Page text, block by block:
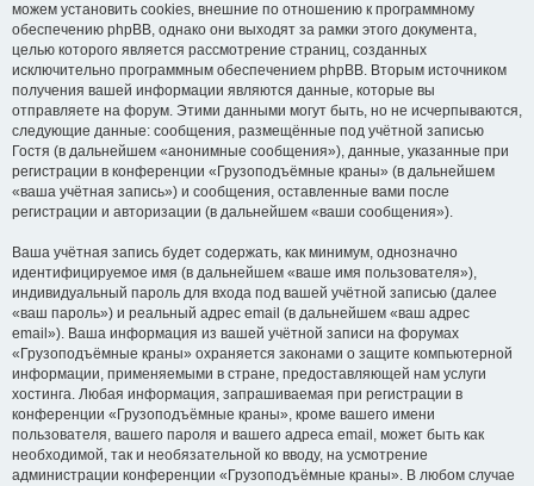
можем установить cookies, внешние по отношению к программному
обеспечению phpBB, однако они выходят за рамки этого документа,
целью которого является рассмотрение страниц, созданных
исключительно программным обеспечением phpBB. Вторым источником
получения вашей информации являются данные, которые вы
отправляете на форум. Этими данными могут быть, но не исчерпываются,
следующие данные: сообщения, размещённые под учётной записью
Гостя (в дальнейшем «анонимные сообщения»), данные, указанные при
регистрации в конференции «Грузоподъёмные краны» (в дальнейшем
«ваша учётная запись») и сообщения, оставленные вами после
регистрации и авторизации (в дальнейшем «ваши сообщения»).
Ваша учётная запись будет содержать, как минимум, однозначно
идентифицируемое имя (в дальнейшем «ваше имя пользователя»),
индивидуальный пароль для входа под вашей учётной записью (далее
«ваш пароль») и реальный адрес email (в дальнейшем «ваш адрес
email»). Ваша информация из вашей учётной записи на форумах
«Грузоподъёмные краны» охраняется законами о защите компьютерной
информации, применяемыми в стране, предоставляющей нам услуги
хостинга. Любая информация, запрашиваемая при регистрации в
конференции «Грузоподъёмные краны», кроме вашего имени
пользователя, вашего пароля и вашего адреса email, может быть как
необходимой, так и необязательной ко вводу, на усмотрение
администрации конференции «Грузоподъёмные краны». В любом случае